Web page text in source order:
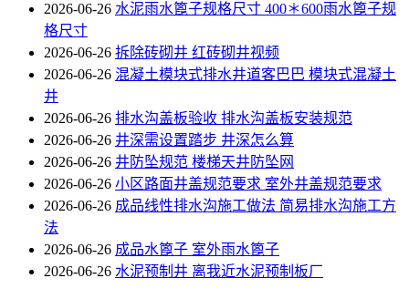
2026-06-26 水泥雨水篦子规格尺寸 400＊600雨水篦子规
格尺寸
2026-06-26 拆除砖砌井 红砖砌井视频
2026-06-26 混凝土模块式排水井道客巴巴 模块式混凝土
井
2026-06-26 排水沟盖板验收 排水沟盖板安装规范
2026-06-26 井深需设置踏步 井深怎么算
2026-06-26 井防坠规范 楼梯天井防坠网
2026-06-26 小区路面井盖规范要求 室外井盖规范要求
2026-06-26 成品线性排水沟施工做法 简易排水沟施工方
法
2026-06-26 成品水篦子 室外雨水篦子
2026-06-26 水泥预制井 离我近水泥预制板厂